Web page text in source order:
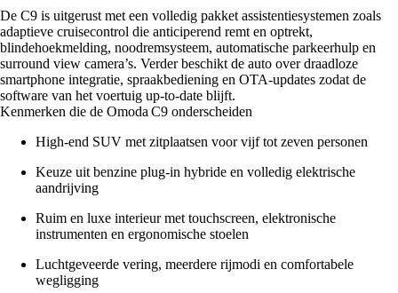
De C9 is uitgerust met een volledig pakket assistentiesystemen zoals
adaptieve cruisecontrol die anticiperend remt en optrekt,
blindehoekmelding, noodremsysteem, automatische parkeerhulp en
surround view camera’s. Verder beschikt de auto over draadloze
smartphone integratie, spraakbediening en OTA‑updates zodat de
software van het voertuig up‑to‑date blijft.
Kenmerken die de Omoda C9 onderscheiden
High‑end SUV met zitplaatsen voor vijf tot zeven personen
Keuze uit benzine plug‑in hybride en volledig elektrische
aandrijving
Ruim en luxe interieur met touchscreen, elektronische
instrumenten en ergonomische stoelen
Luchtgeveerde vering, meerdere rijmodi en comfortabele
wegligging